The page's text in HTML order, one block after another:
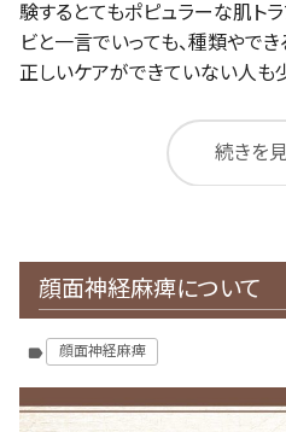
験するとてもポピュラーな肌ト
ビと一言でいっても、種類やで
正しいケアができていない人も
続きを
顔面神経麻痺について
label 顔面神経麻痺